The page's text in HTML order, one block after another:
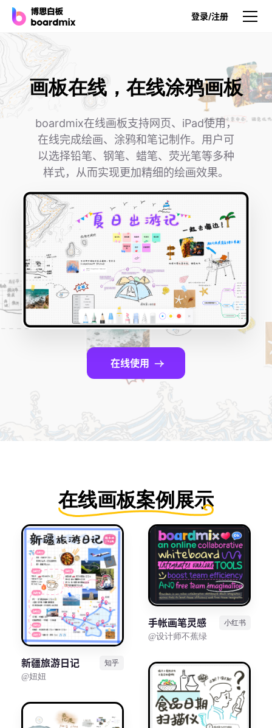
登录/注册
产品
产品
博思白板
无限画布，AI加持，实时协作
博思白板SDK
在您的网站或应用集成白板
博思AI
一键生成，您的Al超级智能体
博思白板离线版
本地笔记存储，隐私白板空间
博思设计
一体化产品设计工具
博思AIPPT
AI生成PPT，支持在线编辑
解决方案
高效协作
团队协作提效
素材整理
在线白板
敏捷实践
在线绘图
思维和灵感整理
流程整理
路线图
画板在线，在线涂鸦画板
boardmix在线画板支持网页、iPad使用，
在线完成绘画、涂鸦和笔记制作。用户可
以选择铅笔、钢笔、蜡笔、荧光笔等多种
样式，从而实现更加精细的绘画效果。
在线使用
在线画板案例展示
新疆旅游日记
@妞妞
知乎
手帐画笔灵感
@设计师不蕉绿
小红书